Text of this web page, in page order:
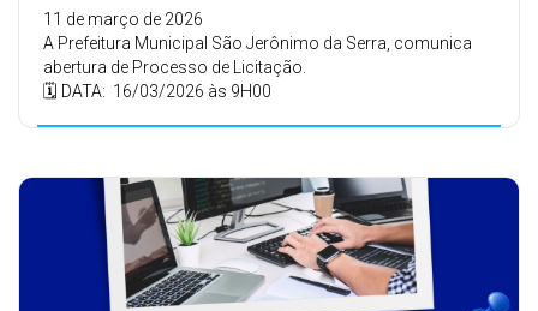
11 de março de 2026
A Prefeitura Municipal São Jerônimo da Serra, comunica
abertura de Processo de Licitação.
🗓️ DATA: 16/03/2026 às 9H00